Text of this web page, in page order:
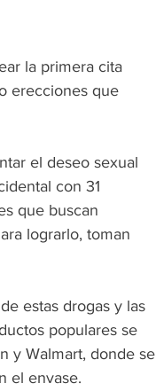
la primera cita
erecciones que
el deseo sexual
con 31
que buscan
lograrlo, toman
estas drogas y las
populares se
y Walmart, donde se
el envase.